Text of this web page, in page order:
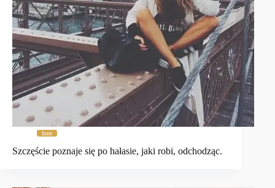
Inne
Szczęście poznaje się po hałasie, jaki robi, odchodząc.